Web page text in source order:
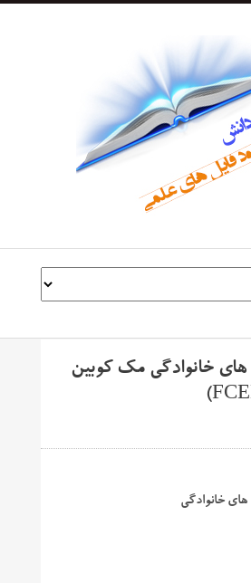
خانوادگی مک کوبین
خانوادگی